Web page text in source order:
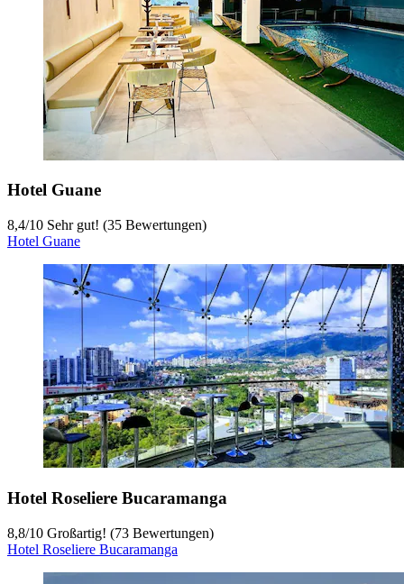
Hotel Guane
8,4/10 Sehr gut! (35 Bewertungen)
Hotel Guane
Hotel Roseliere Bucaramanga
8,8/10 Großartig! (73 Bewertungen)
Hotel Roseliere Bucaramanga